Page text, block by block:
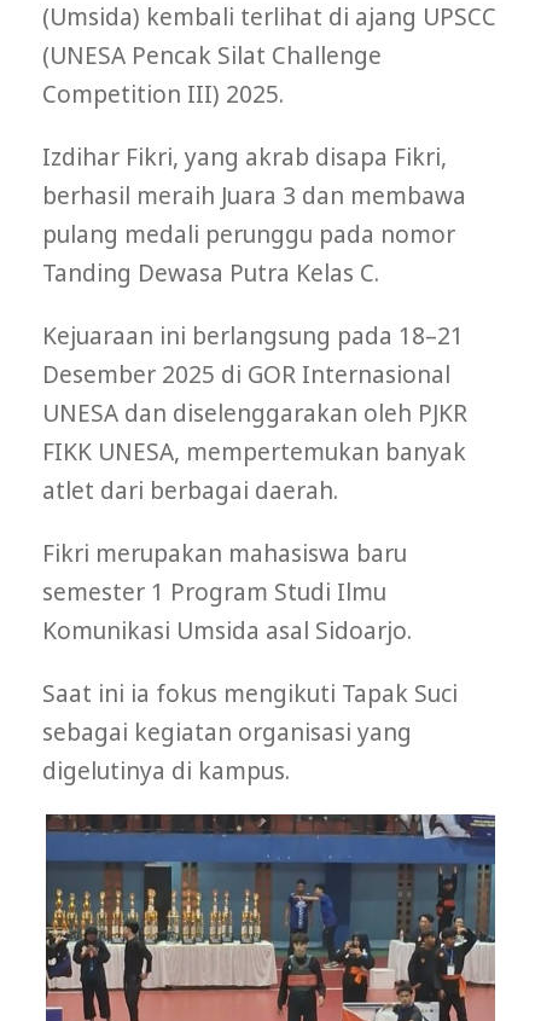
(Umsida) kembali terlihat di ajang UPSCC
(UNESA Pencak Silat Challenge
Competition III) 2025.
Izdihar Fikri, yang akrab disapa Fikri,
berhasil meraih Juara 3 dan membawa
pulang medali perunggu pada nomor
Tanding Dewasa Putra Kelas C.
Kejuaraan ini berlangsung pada 18–21
Desember 2025 di GOR Internasional
UNESA dan diselenggarakan oleh PJKR
FIKK UNESA, mempertemukan banyak
atlet dari berbagai daerah.
Fikri merupakan mahasiswa baru
semester 1 Program Studi Ilmu
Komunikasi Umsida asal Sidoarjo.
Saat ini ia fokus mengikuti Tapak Suci
sebagai kegiatan organisasi yang
digelutinya di kampus.